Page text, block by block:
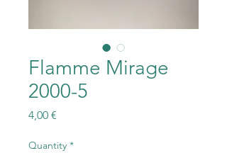
Flamme Mirage
2000-5
4,00 €
Quantity *